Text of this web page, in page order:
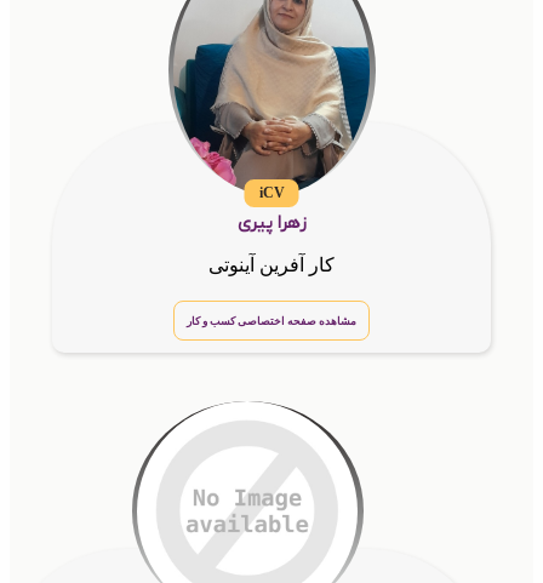
iCV
زهرا پیری
کار آفرین آینوتی
مشاهده صفحه اختصاصی کسب و کار